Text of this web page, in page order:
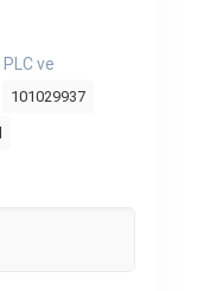
PLC ve
101029937